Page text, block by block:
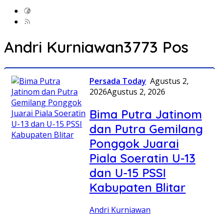
Andri Kurniawan3773 Pos
Persada Today Agustus 2,
2026Agustus 2, 2026
Bima Putra Jatinom
dan Putra Gemilang
Ponggok Juarai
Piala Soeratin U-13
dan U-15 PSSI
Kabupaten Blitar
Andri Kurniawan